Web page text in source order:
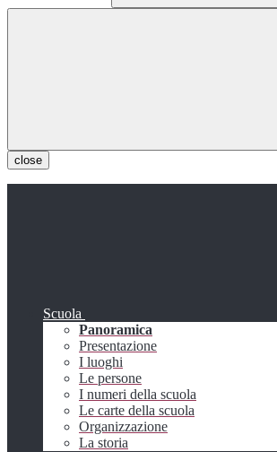
close
Scuola
Panoramica
Presentazione
I luoghi
Le persone
I numeri della scuola
Le carte della scuola
Organizzazione
La storia